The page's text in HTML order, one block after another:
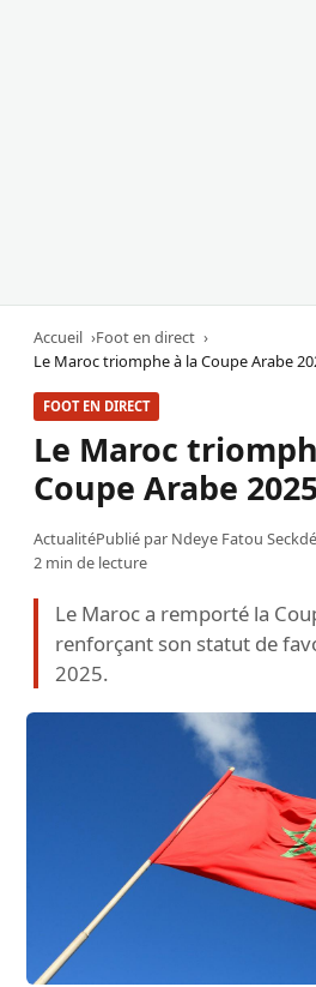
Accueil
Foot en direct
Le Maroc triomphe à la Coupe Arabe
FOOT EN DIRECT
Le Maroc
Coupe Arabe
ActualitéPublié par Ndeye Fatou Seck
2 min de lecture
Le Maroc a remporté la
renforçant son statut de
2025.